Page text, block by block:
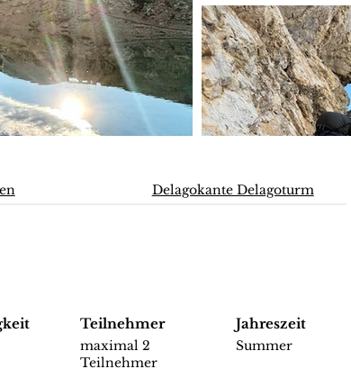
Delagokante Delagoturm
Teilnehmer
maximal 2
Teilnehmer
Jahreszeit
Summer